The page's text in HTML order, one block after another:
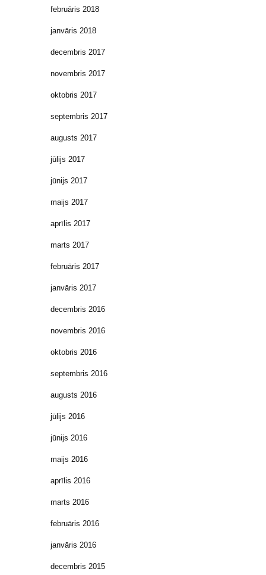
februāris 2018
janvāris 2018
decembris 2017
novembris 2017
oktobris 2017
septembris 2017
augusts 2017
jūlijs 2017
jūnijs 2017
maijs 2017
aprīlis 2017
marts 2017
februāris 2017
janvāris 2017
decembris 2016
novembris 2016
oktobris 2016
septembris 2016
augusts 2016
jūlijs 2016
jūnijs 2016
maijs 2016
aprīlis 2016
marts 2016
februāris 2016
janvāris 2016
decembris 2015